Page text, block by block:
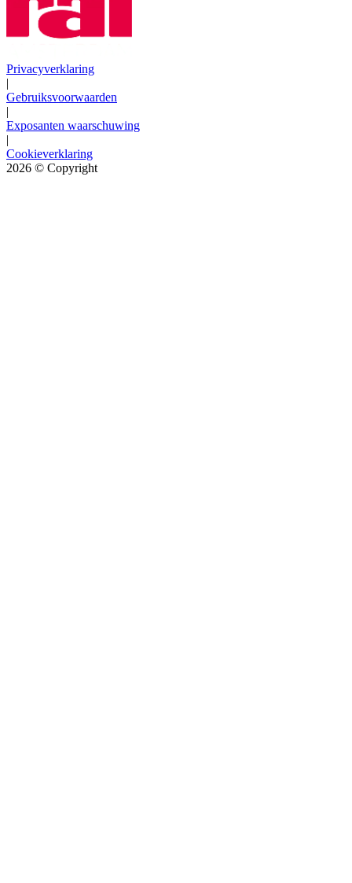
Privacyverklaring
|
Gebruiksvoorwaarden
|
Exposanten waarschuwing
|
Cookieverklaring
2026 © Copyright